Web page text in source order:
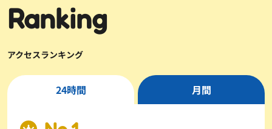
Ranking
アクセスランキング
24時間 月間